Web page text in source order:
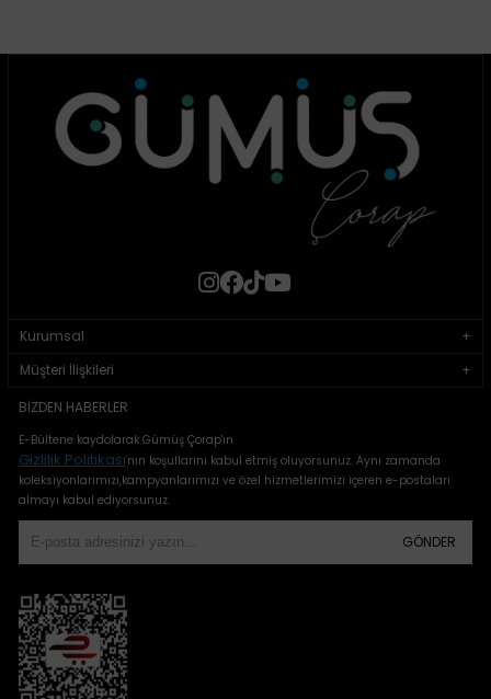
Kurumsal
Müşteri İlişkileri
BIZDEN HABERLER
E-Bültene kaydolarak Gümüş Çorap'ın
Gizlilik Politikası'nın koşullarını kabul etmiş oluyorsunuz. Aynı zamanda
koleksiyonlarımızı,kampyanlarımızı ve özel hizmetlerimizi içeren e-postaları
almayı kabul ediyorsunuz.
GÖNDER